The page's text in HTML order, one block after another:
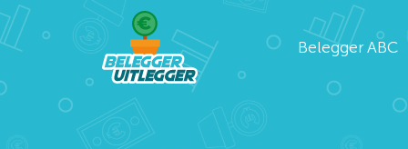
Belegger ABC